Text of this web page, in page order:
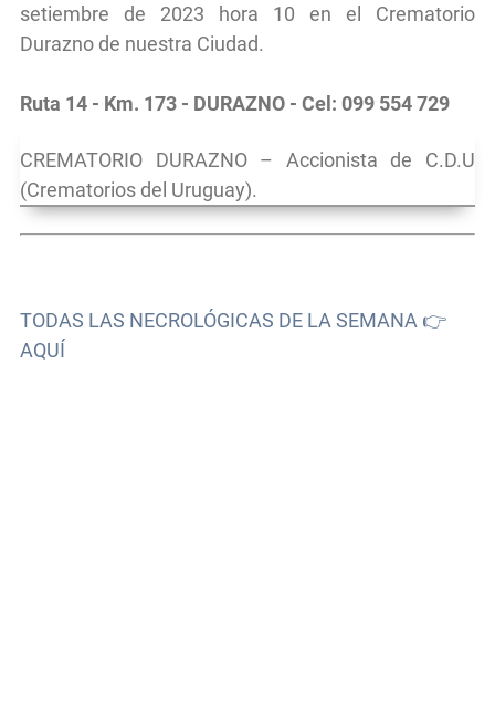
setiembre de 2023 hora 10 en el Crematorio
Durazno de nuestra Ciudad.
Ruta 14 - Km. 173 - DURAZNO - Cel: 099 554 729
CREMATORIO DURAZNO – Accionista de C.D.U
(Crematorios del Uruguay).
TODAS LAS NECROLÓGICAS DE LA SEMANA 👉
AQUÍ